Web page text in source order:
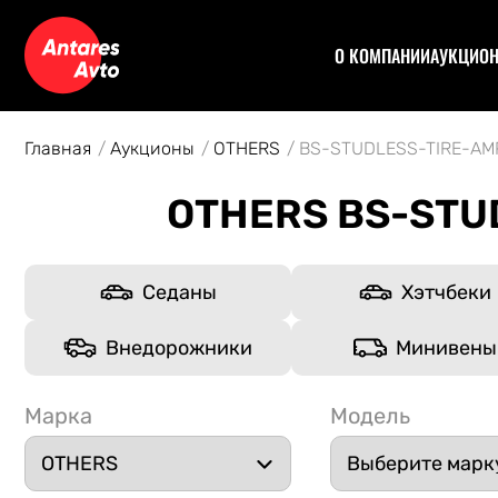
О КОМПАНИИ
Главная Аукционы OTHERS BS-STUDLESS-TIRE-
OTHERS BS-
Седаны Хэтчбеки
Внедорожники Минивены
Марка Модель